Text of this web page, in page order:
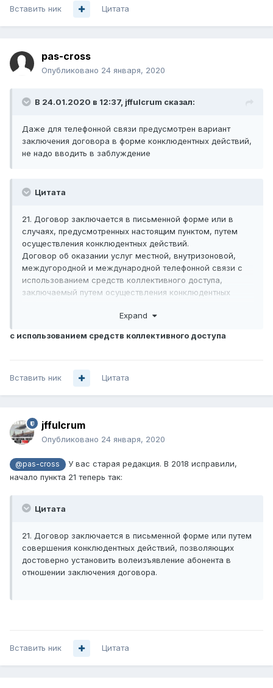
Вставить ник Цитата
pas-cross
Опубликовано 24 января, 2020
В 24.01.2020 в 12:37, jffulcrum сказал:
Даже для телефонной связи предусмотрен вариант
заключения договора в форме конклюдентных действий,
не надо вводить в заблуждение
Цитата
21. Договор заключается в письменной форме или в
случаях, предусмотренных настоящим пунктом, путем
осуществления конклюдентных действий.
Договор об оказании услуг местной, внутризоновой,
междугородной и международной телефонной связи с
использованием средств коллективного доступа,
заключаемый путем осуществления конклюдентных
осуществления абонентом и (или) пользователем
направленные на заключение договора об оказании
средств коллективного доступа,
Expand
с использованием средств коллективного доступа
Вставить ник Цитата
jffulcrum
Опубликовано 24 января, 2020
@pas-cross
У вас старая редакция. В 2018 исправили,
начало пункта 21 теперь так:
Цитата
21. Договор заключается в письменной форме или путем
совершения конклюдентных действий, позволяющих
достоверно установить волеизъявление абонента в
отношении заключения договора.
Вставить ник Цитата